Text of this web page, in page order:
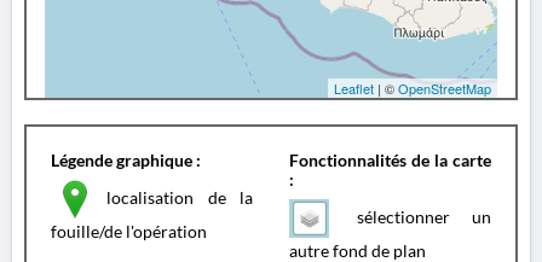
Leaflet | ©OpenStreetMap
Légende graphique :
localisation de la
fouille/de l'opération
Fonctionnalités de la carte
:
sélectionner un
autre fond de plan